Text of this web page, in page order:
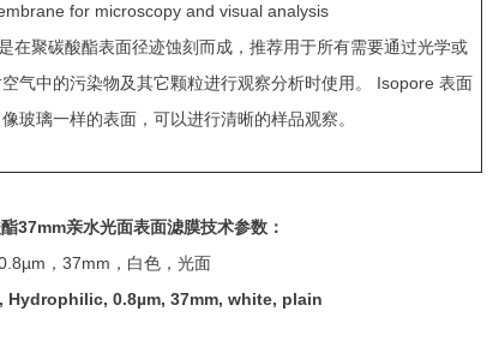
for microscopy and visual analysis
在聚碳酸酯表面径迹蚀刻而成，推荐用于所有需要通过光学或
气中的污染物及其它颗粒进行观察分析时使用。 Isopore 表面
玻璃一样的表面，可以进行清晰的样品观察。
37mm亲水光面表面滤膜技术参数：
，37mm，白色，光面
0.8µm, 37mm, white, plain